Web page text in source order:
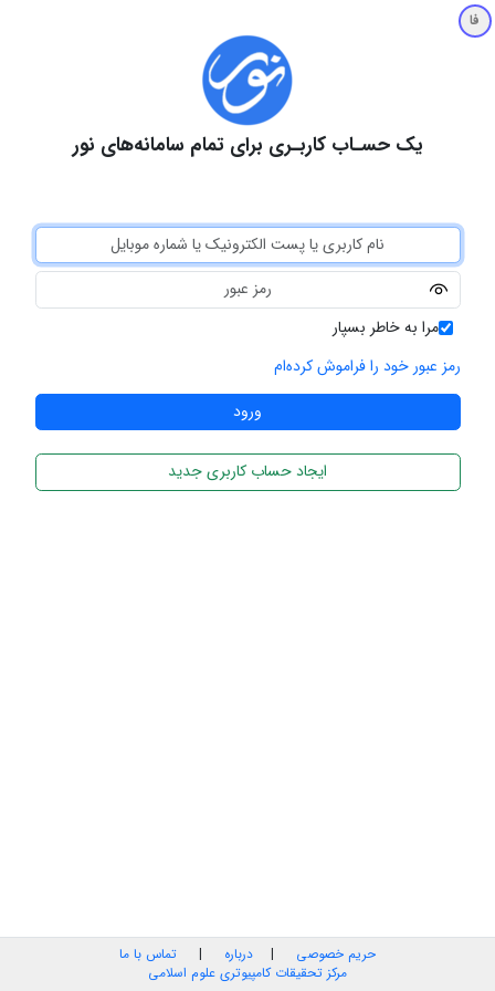
فا
یک حسـاب کاربـری برای تمام سامانه‌های نور
مرا به خاطر بسپار
رمز عبور خود را فراموش کرده‌ام
ایجاد حساب کاربری جدید
حریم خصوصی | درباره | تماس با ما
مرکز تحقیقات کامپیوتری علوم اسلامی